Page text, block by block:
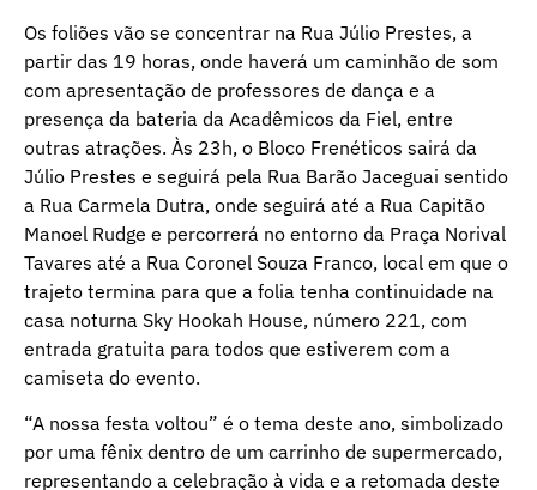
Os foliões vão se concentrar na Rua Júlio Prestes, a
partir das 19 horas, onde haverá um caminhão de som
com apresentação de professores de dança e a
presença da bateria da Acadêmicos da Fiel, entre
outras atrações. Às 23h, o Bloco Frenéticos sairá da
Júlio Prestes e seguirá pela Rua Barão Jaceguai sentido
a Rua Carmela Dutra, onde seguirá até a Rua Capitão
Manoel Rudge e percorrerá no entorno da Praça Norival
Tavares até a Rua Coronel Souza Franco, local em que o
trajeto termina para que a folia tenha continuidade na
casa noturna Sky Hookah House, número 221, com
entrada gratuita para todos que estiverem com a
camiseta do evento.
“A nossa festa voltou” é o tema deste ano, simbolizado
por uma fênix dentro de um carrinho de supermercado,
representando a celebração à vida e a retomada deste